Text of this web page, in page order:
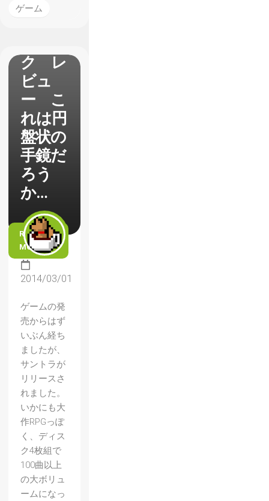
ゲーム
Ⅳサウ
ク レ
ビュ
ー こ
れは円
盤状の
手鏡だ
ろう
か…
READ
MORE
2014/03/01
ゲームの発
売からはず
いぶん経ち
ましたが、
サントラが
リリースさ
れました。
いかにも大
作RPGっぽ
く、ディス
ク4枚組で
100曲以上
の大ボリュ
ームになっ